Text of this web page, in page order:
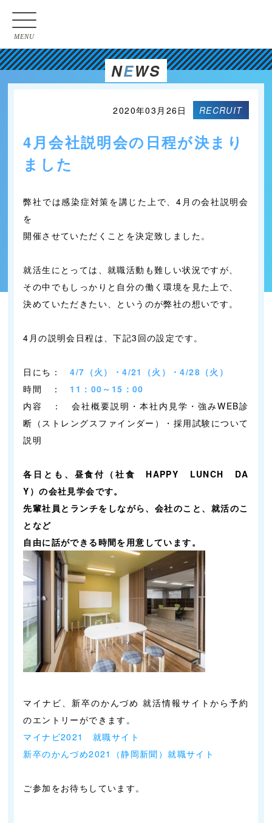
MENU
NEWS
2020年03月26日 RECRUIT
4月会社説明会の日程が決まり
ました
弊社では感染症対策を講じた上で、4月の会社説明会
を
開催させていただくことを決定致しました。
就活生にとっては、就職活動も難しい状況ですが、
その中でもしっかりと自分の働く環境を見た上で、
決めていただきたい、というのが弊社の想いです。
4月の説明会日程は、下記3回の設定です。
日にち：4/7 （火）・4/21（火）・4/28（火）
時間 ： 11 ： 00 ～ 15 ：00
内容 ： 会社概要説明・本社内見学・強みWEB診
断（ストレングスファインダー）・採用試験について
説明
各日とも、昼食付（社食 HAPPY LUNCH DA
Y）の会社見学会です。
先輩社員とランチをしながら、会社のこと、就活のこ
となど
自由に話ができる時間を用意しています。
マイナビ、新卒のかんづめ 就活情報サイトから予約
のエントリーができます。
マイナビ2021 就職サイト
新卒のかんづめ2021（静岡新聞）就職サイト
ご参加をお待ちしています。